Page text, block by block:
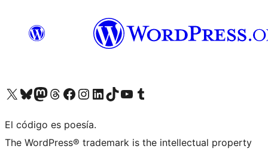
Visit our X (formerly Twitter) account
Visit our Bluesky account
Visit our Mastodon account
Visit our Threads account
Visit our Facebook page
Visit our Instagram account
Visit our LinkedIn account
Visit our TikTok account
Visit our YouTube channel
Visit our Tumblr account
El código es poesía.
The WordPress® trademark is the intellectual property